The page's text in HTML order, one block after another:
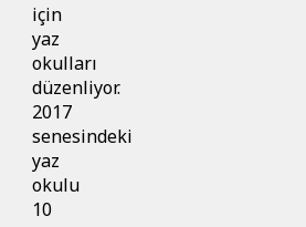
için
yaz
okulları
düzenliyor.
2017
senesindeki
yaz
okulu
10